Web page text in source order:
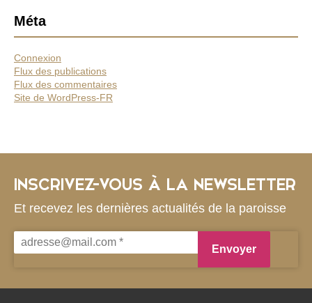
Méta
Connexion
Flux des publications
Flux des commentaires
Site de WordPress-FR
INSCRIVEZ-VOUS À LA NEWSLETTER
Et recevez les dernières actualités de la paroisse
adresse@mail.com
*